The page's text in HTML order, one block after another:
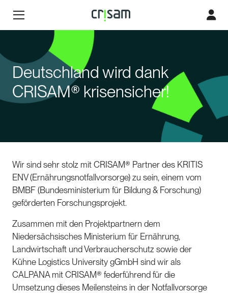
Deutschland wird dank
CRISAM® krisensicher!
Wir sind sehr stolz mit CRISAM® Partner des KRITIS
ENV (Ernährungsnotfallvorsorge) zu sein, einem vom
BMBF (Bundesministerium für Bildung & Forschung)
geförderten Forschungsprojekt.
Zusammen mit den Projektpartnern dem
Niedersächsisches Ministerium für Ernährung,
Landwirtschaft und Verbraucherschutz sowie der
Kühne Logistics University gGmbH sind wir als
CALPANA mit CRISAM® federführend für die
Umsetzung dieses Meilensteins in der Notfallvorsorge